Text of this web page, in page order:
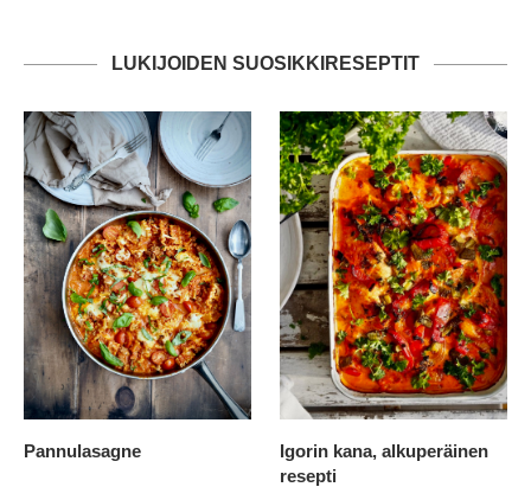
LUKIJOIDEN SUOSIKKIRESEPTIT
Pannulasagne
Igorin kana, alkuperäinen
resepti